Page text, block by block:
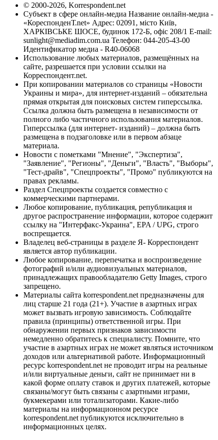
© 2000-2026, Korrespondent.net
Субъект в сфере онлайн-медиа Название онлайн-медиа -
«КореспонденТ.net» Адрес: 02091, місто Київ,
ХАРКІВСЬКЕ ШОСЕ, будинок 172-Б, офіс 208/1 E-mail:
sunlight@mediadim.com.ua Телефон: 044-205-43-00
Идентификатор медиа - R40-06068
Использование любых материалов, размещённых на
сайте, разрешается при условии ссылки на
Корреспондент.net.
При копировании материалов со страницы «Новости
Украины и мира», для интернет-изданий – обязательна
прямая открытая для поисковых систем гиперссылка.
Ссылка должна быть размещена в независимости от
полного либо частичного использования материалов.
Гиперссылка (для интернет- изданий) – должна быть
размещена в подзаголовке или в первом абзаце
материала.
Новости с пометками "Мнение", "Экспертиза",
"Заявление", "Регионы", "Деньги", "Власть", "Выборы",
"Тест-драйв", "Спецпроекты", "Промо" публикуются на
правах рекламы.
Раздел Спецпроекты создается совместно с
коммерческими партнерами.
Любое копирование, публикация, републикация и
другое распространение информации, которое содержит
ссылку на "Интерфакс-Украина", EPA / UPG, строго
воспрещается.
Владелец веб-страницы в разделе Я- Корреспондент
является автор публикации.
Любое копирование, перепечатка и воспроизведение
фотографий и/или аудиовизуальных материалов,
принадлежащих правообладателю Getty Images, строго
запрещено.
Материалы сайта korrespondent.net предназначены для
лиц старше 21 года (21+). Участие в азартных играх
может вызвать игровую зависимость. Соблюдайте
правила (принципы) ответственной игры. При
обнаружении первых признаков зависимости
немедленно обратитесь к специалисту. Помните, что
участие в азартных играх не может являться источником
доходов или альтернативой работе. Информационный
ресурс korrespondent.net не проводит игры на реальные
и/или виртуальные деньги, сайт не принимает ни в
какой форме оплату ставок и других платежей, которые
связаны/могут быть связаны с азартными играми,
букмекерами или тотализаторами. Какие-либо
материалы на информационном ресурсе
korrespondent.net публикуются исключительно в
информационных целях.